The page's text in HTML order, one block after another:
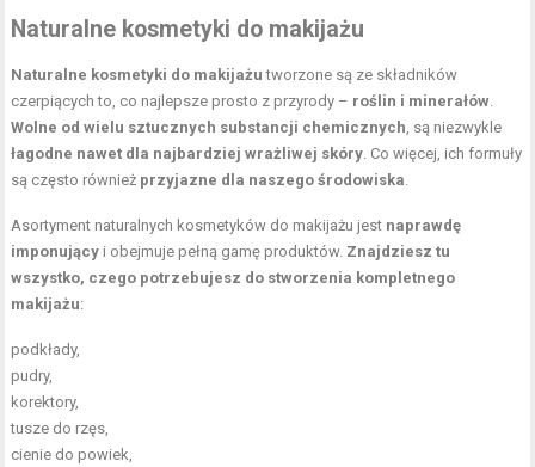
Naturalne kosmetyki do makijażu
Naturalne kosmetyki do makijażu tworzone są ze składników
czerpiących to, co najlepsze prosto z przyrody – roślin i minerałów.
Wolne od wielu sztucznych substancji chemicznych, są niezwykle
łagodne nawet dla najbardziej wrażliwej skóry. Co więcej, ich formuły
są często również przyjazne dla naszego środowiska.
Asortyment naturalnych kosmetyków do makijażu jest naprawdę
imponujący i obejmuje pełną gamę produktów. Znajdziesz tu
wszystko, czego potrzebujesz do stworzenia kompletnego
makijażu:
podkłady,
pudry,
korektory,
tusze do rzęs,
cienie do powiek,